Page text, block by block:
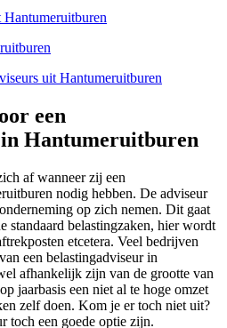
Hantumeruitburen
uit Hantumeruitburen
een
Hantumeruitburen
af wanneer zij een
nodig hebben. De adviseur
op zich nemen. Dit gaat
standaard belastingzaken, hier wordt
etcetera. Veel bedrijven
een belastingadviseur in
afhankelijk zijn van de grootte van
jaarbasis een niet al te hoge omzet
zelf doen. Kom je er toch niet uit?
toch een goede optie zijn.